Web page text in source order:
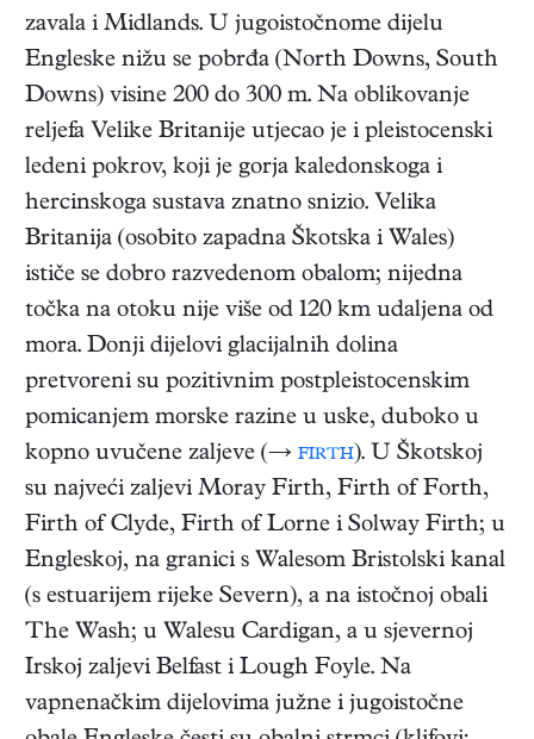
zavala i Midlands. U jugoistočnome dijelu
Engleske nižu se pobrđa (North Downs, South
Downs) visine 200 do 300 m. Na oblikovanje
reljefa Velike Britanije utjecao je i pleistocenski
ledeni pokrov, koji je gorja kaledonskoga i
hercinskoga sustava znatno snizio. Velika
Britanija (osobito zapadna Škotska i Wales)
ističe se dobro razvedenom obalom; nijedna
točka na otoku nije više od 120 km udaljena od
mora. Donji dijelovi glacijalnih dolina
pretvoreni su pozitivnim postpleistocenskim
pomicanjem morske razine u uske, duboko u
kopno uvučene zaljeve (→ firth). U Škotskoj
su najveći zaljevi Moray Firth, Firth of Forth,
Firth of Clyde, Firth of Lorne i Solway Firth; u
Engleskoj, na granici s Walesom Bristolski kanal
(s estuarijem rijeke Severn), a na istočnoj obali
The Wash; u Walesu Cardigan, a u sjevernoj
Irskoj zaljevi Belfast i Lough Foyle. Na
vapnenačkim dijelovima južne i jugoistočne